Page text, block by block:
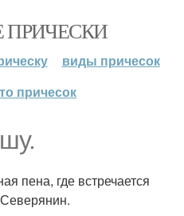
ПРИЧЕСКИ
виды причесок
причесок
пена, где встречается